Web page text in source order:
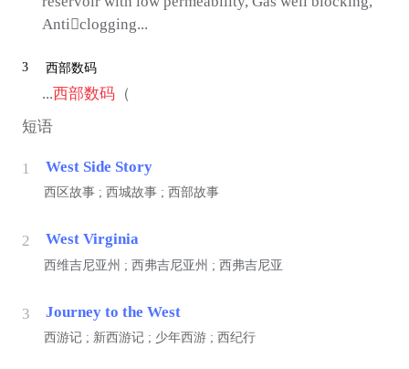
Anticlogging...
3 西部数码
...西部数码（
短语
1 West Side Story
西区故事 ; 西城故事 ; 西部故事
2 West Virginia
西维吉尼亚州 ; 西弗吉尼亚州 ; 西弗吉尼亚
3 Journey to the West
西游记 ; 新西游记 ; 少年西游 ; 西纪行